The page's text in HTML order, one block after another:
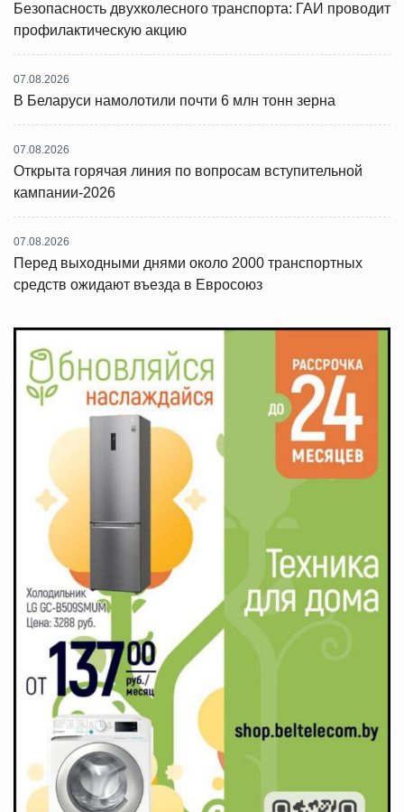
Безопасность двухколесного транспорта: ГАИ проводит
профилактическую акцию
07.08.2026
В Беларуси намолотили почти 6 млн тонн зерна
07.08.2026
Открыта горячая линия по вопросам вступительной
кампании-2026
07.08.2026
Перед выходными днями около 2000 транспортных
средств ожидают въезда в Евросоюз